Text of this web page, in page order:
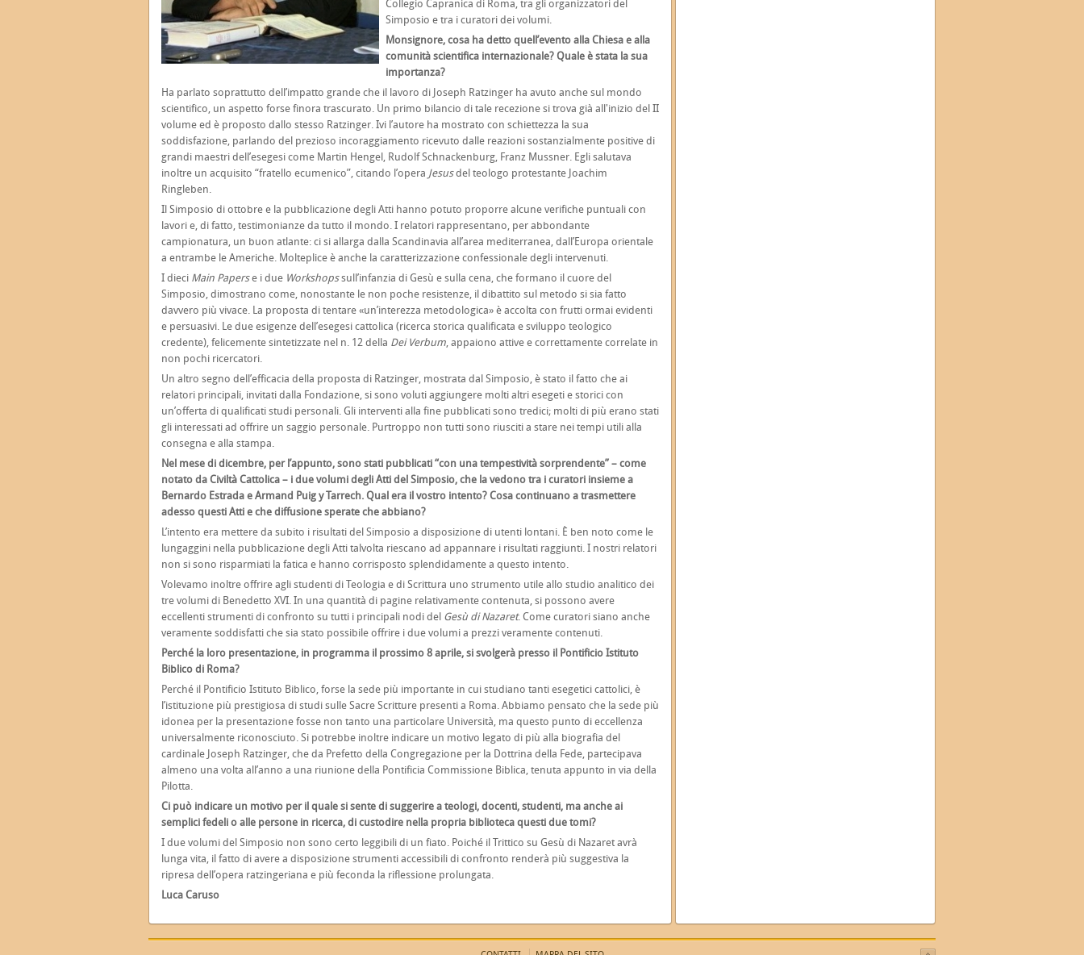
Collegio Capranica di Roma, tra gli organizzatori del
Simposio e tra i curatori dei volumi.
Monsignore, cosa ha detto quell’evento alla Chiesa e alla
comunità scientifica internazionale? Quale è stata la sua
importanza?
Ha parlato soprattutto dell’impatto grande che il lavoro di Joseph Ratzinger ha avuto anche sul mondo
scientifico, un aspetto forse finora trascurato. Un primo bilancio di tale recezione si trova già all'inizio del II
volume ed è proposto dallo stesso Ratzinger. Ivi l’autore ha mostrato con schiettezza la sua
soddisfazione, parlando del prezioso incoraggiamento ricevuto dalle reazioni sostanzialmente positive di
grandi maestri dell’esegesi come Martin Hengel, Rudolf Schnackenburg, Franz Mussner. Egli salutava
inoltre un acquisito “fratello ecumenico”, citando l’opera Jesusdel teologo protestante Joachim
Ringleben.
Il Simposio di ottobre e la pubblicazione degli Atti hanno potuto proporre alcune verifiche puntuali con
lavori e, di fatto, testimonianze da tutto il mondo. I relatori rappresentano, per abbondante
campionatura, un buon atlante: ci si allarga dalla Scandinavia all’area mediterranea, dall’Europa orientale
a entrambe le Americhe. Molteplice è anche la caratterizzazione confessionale degli intervenuti.
I dieci Main Paperse i due Workshopssull’infanzia di Gesù e sulla cena, che formano il cuore del
Simposio, dimostrano come, nonostante le non poche resistenze, il dibattito sul metodo si sia fatto
davvero più vivace. La proposta di tentare «un’interezza metodologica» è accolta con frutti ormai evidenti
e persuasivi. Le due esigenze dell’esegesi cattolica (ricerca storica qualificata e sviluppo teologico
credente), felicemente sintetizzate nel n. 12 della Dei Verbum , appaiono attive e correttamente correlate in
non pochi ricercatori.
Un altro segno dell’efficacia della proposta di Ratzinger, mostrata dal Simposio, è stato il fatto che ai
relatori principali, invitati dalla Fondazione, si sono voluti aggiungere molti altri esegeti e storici con
un’offerta di qualificati studi personali. Gli interventi alla fine pubblicati sono tredici; molti di più erano stati
gli interessati ad offrire un saggio personale. Purtroppo non tutti sono riusciti a stare nei tempi utili alla
consegna e alla stampa.
Nel mese di dicembre, per l’appunto, sono stati pubblicati “con una tempestività sorprendente” – come
notato da Civiltà Cattolica – i due volumi degli Atti del Simposio, che la vedono tra i curatori insieme a
Bernardo Estrada e Armand Puig y Tarrech. Qual era il vostro intento? Cosa continuano a trasmettere
adesso questi Atti e che diffusione sperate che abbiano?
L’intento era mettere da subito i risultati del Simposio a disposizione di utenti lontani. È ben noto come le
lungaggini nella pubblicazione degli Atti talvolta riescano ad appannare i risultati raggiunti. I nostri relatori
non si sono risparmiati la fatica e hanno corrisposto splendidamente a questo intento.
Volevamo inoltre offrire agli studenti di Teologia e di Scrittura uno strumento utile allo studio analitico dei
tre volumi di Benedetto XVI. In una quantità di pagine relativamente contenuta, si possono avere
eccellenti strumenti di confronto su tutti i principali nodi del Gesù di Nazaret. Come curatori siano anche
veramente soddisfatti che sia stato possibile offrire i due volumi a prezzi veramente contenuti.
Perché la loro presentazione, in programma il prossimo 8 aprile, si svolgerà presso il Pontificio Istituto
Biblico di Roma?
Perché il Pontificio Istituto Biblico, forse la sede più importante in cui studiano tanti esegetici cattolici, è
l’istituzione più prestigiosa di studi sulle Sacre Scritture presenti a Roma. Abbiamo pensato che la sede più
idonea per la presentazione fosse non tanto una particolare Università, ma questo punto di eccellenza
universalmente riconosciuto. Si potrebbe inoltre indicare un motivo legato di più alla biografia del
cardinale Joseph Ratzinger, che da Prefetto della Congregazione per la Dottrina della Fede, partecipava
almeno una volta all’anno a una riunione della Pontificia Commissione Biblica, tenuta appunto in via della
Pilotta.
Ci può indicare un motivo per il quale si sente di suggerire a teologi, docenti, studenti, ma anche ai
semplici fedeli o alle persone in ricerca, di custodire nella propria biblioteca questi due tomi?
I due volumi del Simposio non sono certo leggibili di un fiato. Poiché il Trittico su Gesù di Nazaret avrà
lunga vita, il fatto di avere a disposizione strumenti accessibili di confronto renderà più suggestiva la
ripresa dell’opera ratzingeriana e più feconda la riflessione prolungata.
Luca Caruso